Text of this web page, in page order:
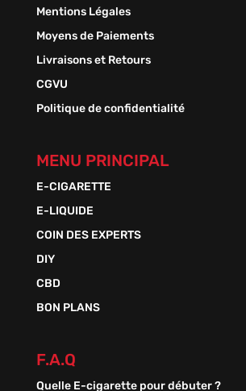
Mentions Légales
Moyens de Paiements
Livraisons et Retours
CGVU
Politique de confidentialité
MENU PRINCIPAL
E-CIGARETTE
E-LIQUIDE
COIN DES EXPERTS
DIY
CBD
BON PLANS
F.A.Q
Quelle E-cigarette pour débuter ?